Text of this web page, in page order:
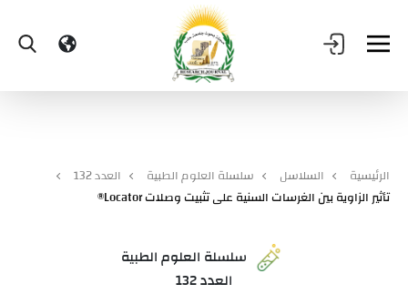
الرئيسية السلاسل سلسلة العلوم الطبية
العدد 132
تأثير الزاوية بين الغرسات السنية على تثبيت وصلات Locator®
سلسلة العلوم الطبية
العدد 132